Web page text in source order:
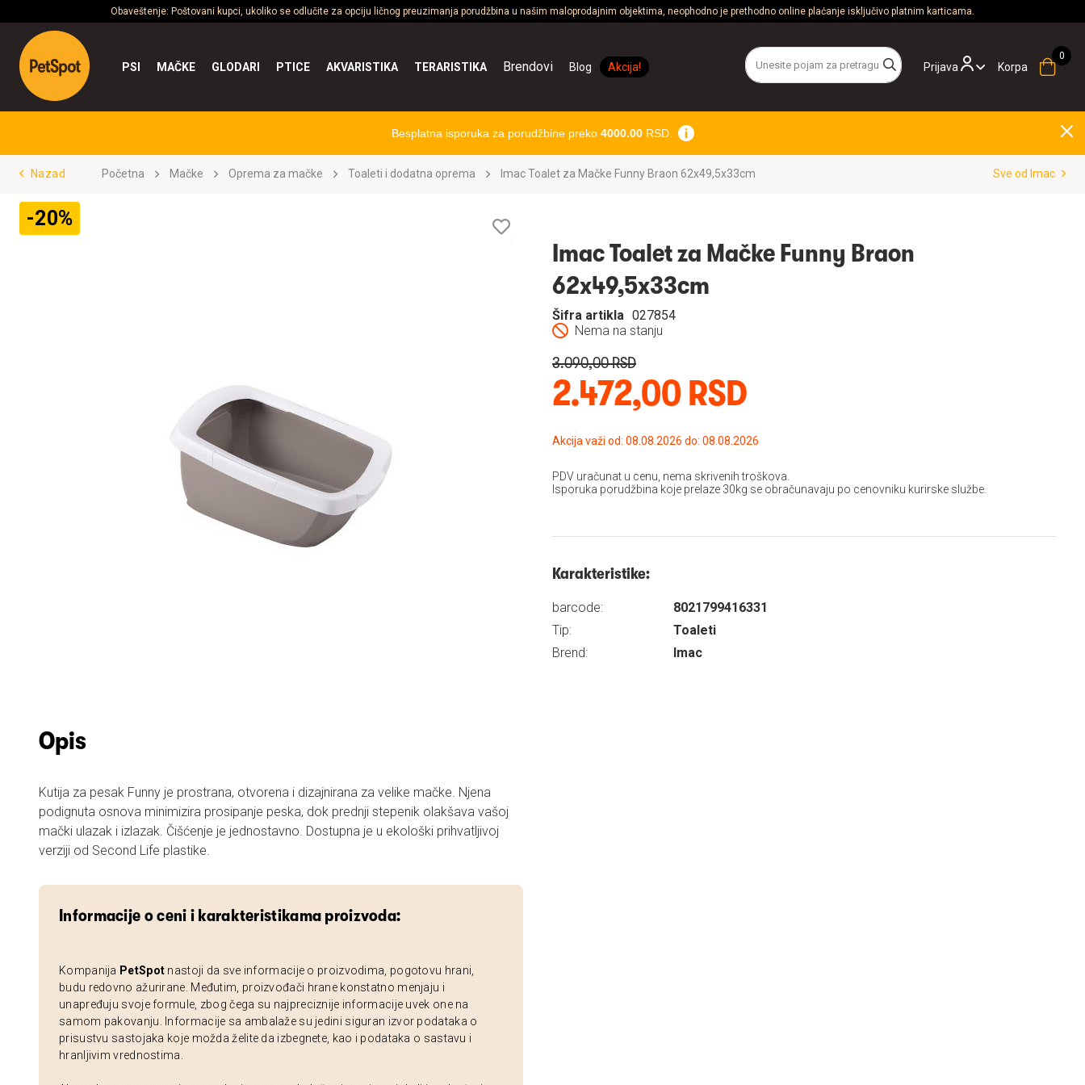
Obaveštenje: Poštovani kupci, ukoliko se odlučite za opciju ličnog preuzimanja porudžbina u našim maloprodajnim objektima, neophodno je prethodno online plaćanje isključivo platnim karticama.
Prijava
PSI MAČKE GLODARI PTICE AKVARISTIKA TERARISTIKA Brendovi Blog Akcija! Korpa
Besplatna isporuka za porudžbine preko 4000.00RSD.
Nazad Početna Mačke Oprema za mačke Toaleti i dodatna oprema Imac Toalet za Mačke Funny Braon 62x49,5x33cm Sve od Imac
-20%
Opis
Kutija za pesak Funny je prostrana, otvorena i dizajnirana za velike mačke. Njena
podignuta osnova minimizira prosipanje peska, dok prednji stepenik olakšava vašoj
mački ulazak i izlazak. Čišćenje je jednostavno. Dostupna je u ekološki prihvatljivoj
verziji od Second Life plastike.
Informacije o ceni i karakteristikama proizvoda:
Kompanija PetSpot nastoji da sve informacije o proizvodima, pogotovu hrani,
budu redovno ažurirane. Međutim, proizvođači hrane konstatno menjaju i
unapređuju svoje formule, zbog čega su najpreciznije informacije uvek one na
samom pakovanju. Informacije sa ambalaže su jedini siguran izvor podataka o
prisustvu sastojaka koje možda želite da izbegnete, kao i podataka o sastavu i
hranljivim vrednostima.
želja
Imac Toalet za Mačke Funny Braon
62x49,5x33cm
Nema na stanju
Šifra artikla 027854
2.472,00 RSD
3.090,00 RSD
Akcija važi od: 08.08.2026 do: 08.08.2026
PDV uračunat u cenu, nema skrivenih troškova.
Isporuka porudžbina koje prelaze 30kg se obračunavaju po cenovniku kurirske službe.
Karakteristike:
barcode:
8021799416331
Tip:
Toaleti
Brend:
Imac